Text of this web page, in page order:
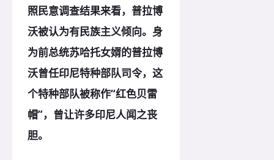
照民意调查结果来看，普拉博
沃被认为有民族主义倾向。身
为前总统苏哈托女婿的普拉博
沃曾任印尼特种部队司令，这
个特种部队被称作“红色贝雷
帽”，曾让许多印尼人闻之丧
胆。